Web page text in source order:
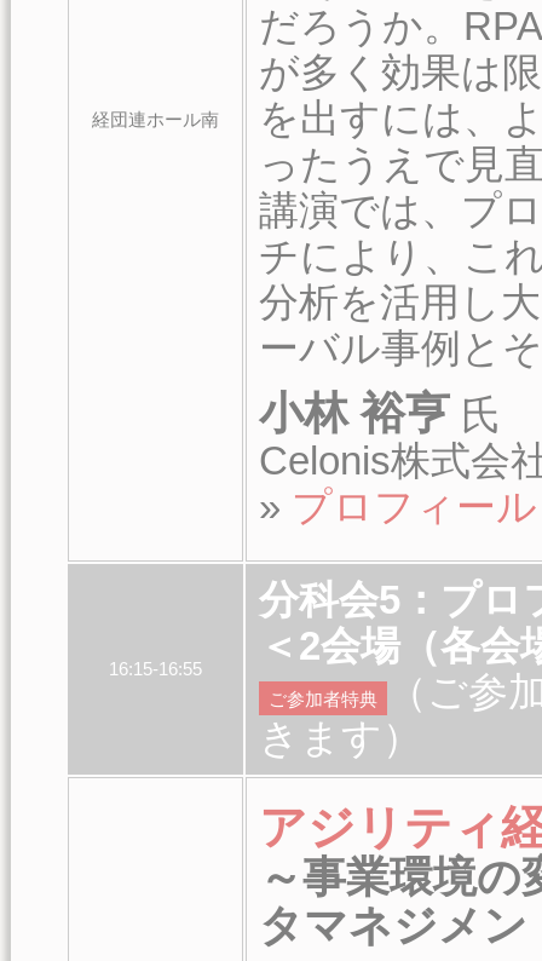
経団連ホール南
だろうか。
が多く効果は
を出すには、
ったうえで見
講演では、プ
チにより、こ
分析を活用し
ーバル事例と
小林 裕亨 氏
Celonis株式会
» プロフィール
16:15-16:55
分科会5：プ
＜2会場（各会
ご参加者特典
（ご参
きます）
アジリティ
～事業環境
タマネジメン